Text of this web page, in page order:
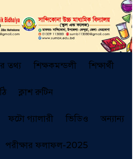
তথ্য শিক্ষকমন্ডলী শিক্ষার্থী
ক্লাশ রুটিন
ফটো গ্যালারী ভিডিও অন্যান্য
পরীক্ষার ফলাফল-2025